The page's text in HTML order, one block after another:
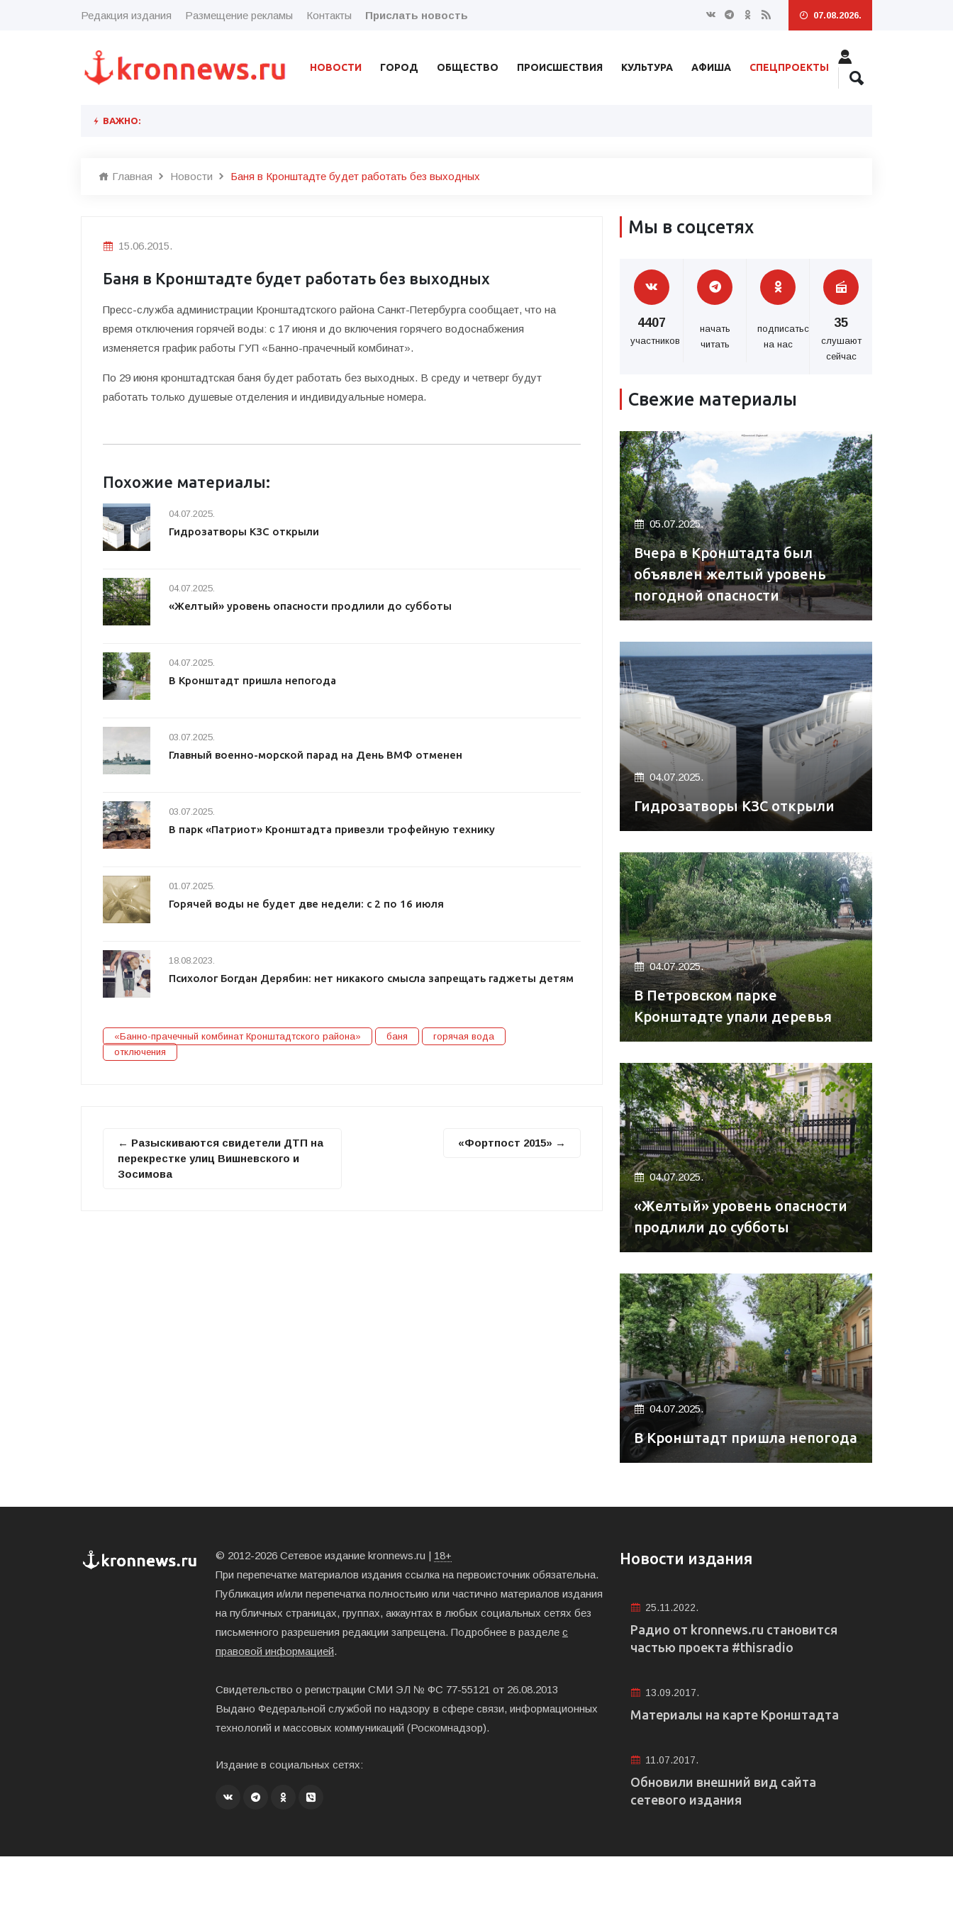
Редакция издания Размещение рекламы Контакты Прислать новость 07.08.2026.
НОВОСТИ ГОРОД ОБЩЕСТВО ПРОИСШЕСТВИЯ КУЛЬТУРА АФИША СПЕЦПРОЕКТЫ
ВАЖНО:
Главная Новости Баня в Кронштадте будет работать без выходных
15.06.2015.
Баня в Кронштадте будет работать без выходных
Пресс-служба администрации Кронштадтского района Санкт-Петербурга сообщает, что на
время отключения горячей воды: с 17 июня и до включения горячего водоснабжения
изменяется график работы ГУП «Банно-прачечный комбинат».
По 29 июня кронштадтская баня будет работать без выходных. В среду и четверг будут
работать только душевые отделения и индивидуальные номера.
Похожие материалы:
04.07.2025.
Гидрозатворы КЗС открыли
04.07.2025.
«Желтый» уровень опасности продлили до субботы
04.07.2025.
В Кронштадт пришла непогода
03.07.2025.
Главный военно-морской парад на День ВМФ отменен
03.07.2025.
В парк «Патриот» Кронштадта привезли трофейную технику
01.07.2025.
Горячей воды не будет две недели: с 2 по 16 июля
18.08.2023.
Психолог Богдан Дерябин: нет никакого смысла запрещать гаджеты детям
«Банно-прачечный комбинат Кронштадтского района» баня
горячая вода
отключения
← Разыскиваются свидетели ДТП на
перекрестке улиц Вишневского и
Зосимова
«Фортпост 2015» →
Мы в соцсетях
4407
участников
начать
читать
подписаться
на нас
35
слушают
сейчас
Свежие материалы
05.07.2025.
Вчера в Кронштадта был
объявлен желтый уровень
погодной опасности
04.07.2025.
Гидрозатворы КЗС открыли
04.07.2025.
В Петровском парке
Кронштадте упали деревья
04.07.2025.
«Желтый» уровень опасности
продлили до субботы
04.07.2025.
В Кронштадт пришла непогода
© 2012-2026 Сетевое издание kronnews.ru | 18+
При перепечатке материалов издания ссылка на первоисточник обязательна.
Публикация и/или перепечатка полностьию или частично материалов издания
на публичных страницах, группах, аккаунтах в любых социальных сетях без
письменного разрешения редакции запрещена. Подробнее в разделе с
правовой информацией.
Свидетельство о регистрации СМИ ЭЛ № ФС 77-55121 от 26.08.2013
Выдано Федеральной службой по надзору в сфере связи, информационных
технологий и массовых коммуникаций (Роскомнадзор).
Издание в социальных сетях:
Новости издания
25.11.2022.
Радио от kronnews.ru становится
частью проекта #thisradio
13.09.2017.
Материалы на карте Кронштадта
11.07.2017.
Обновили внешний вид сайта
сетевого издания